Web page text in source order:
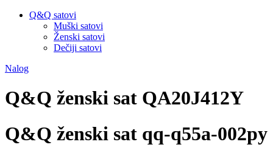
Q&Q satovi
Muški satovi
Ženski satovi
Dečiji satovi
Nalog
Q&Q ženski sat QA20J412Y
Q&Q ženski sat qq-q55a-002py